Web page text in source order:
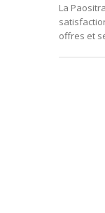
La
offres et